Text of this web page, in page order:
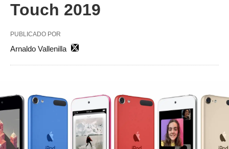
Touch 2019
PUBLICADO POR
Arnaldo Vallenilla